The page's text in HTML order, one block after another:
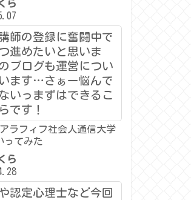
ら
師の登録に奮闘中で
進めたいと思いま
ブログも運営につい
ます…さぁー悩んで
いっまずはできるこ
です！
ラフィフ社会人通信大学
ってみた
ら
認定心理士など今回